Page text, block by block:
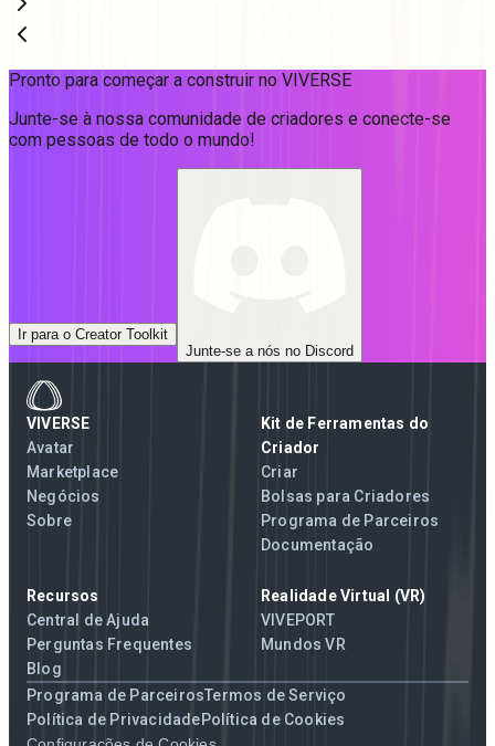
Pronto para começar a construir no VIVERSE
Junte-se à nossa comunidade de criadores e conecte-se
com pessoas de todo o mundo!
Ir para o Creator Toolkit
Junte-se a nós no Discord
VIVERSE
Avatar
Marketplace
Negócios
Sobre
Kit de Ferramentas do
Criador
Criar
Bolsas para Criadores
Programa de Parceiros
Documentação
Recursos
Central de Ajuda
Perguntas Frequentes
Blog
Realidade Virtual (VR)
VIVEPORT
Mundos VR
Programa de ParceirosTermos de Serviço
Política de PrivacidadePolítica de Cookies